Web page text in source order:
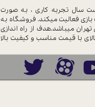
سال تجربه کاری ، به صورت
بازی فعالیت میکند. فروشگاه به
میباشد.هدف از راه اندازی
با قیمت مناسب و کیفیت بالا